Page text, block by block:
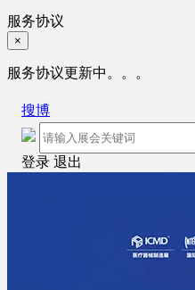
服务协议
×
服务协议更新中。。。
搜博
登录 退出